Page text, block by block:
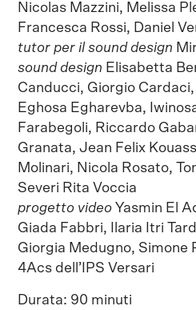
Nicolas Mazzini, Melissa
Francesca Rossi, Daniel
tutor per il sound design
sound design Elisabetta
Canducci, Giorgio Cardaci,
Eghosa Egharevba,
Farabegoli, Riccardo
Granata, Jean Felix
Molinari, Nicola Rosato,
Severi Rita Voccia
progetto video Yasmin El
Giada Fabbri, Ilaria Itri
Giorgia Medugno, Simone
4Acs dell’IPS Versari
Durata: 90 minuti